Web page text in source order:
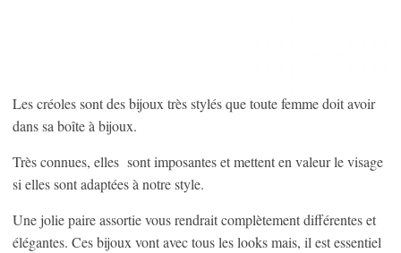
Les créoles sont des bijoux très stylés que toute femme doit avoir
dans sa boîte à bijoux.
Très connues, elles sont imposantes et mettent en valeur le visage
si elles sont adaptées à notre style.
Une jolie paire assortie vous rendrait complètement différentes et
élégantes. Ces bijoux vont avec tous les looks mais, il est essentiel